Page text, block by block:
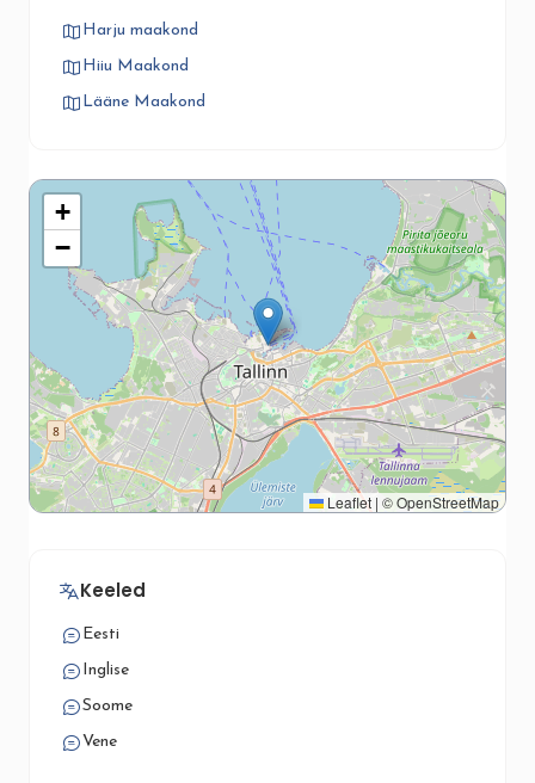
Harju maakond
Hiiu Maakond
Lääne Maakond
+
−
Leaflet | ©OpenStreetMap
Keeled
Eesti
Inglise
Soome
Vene